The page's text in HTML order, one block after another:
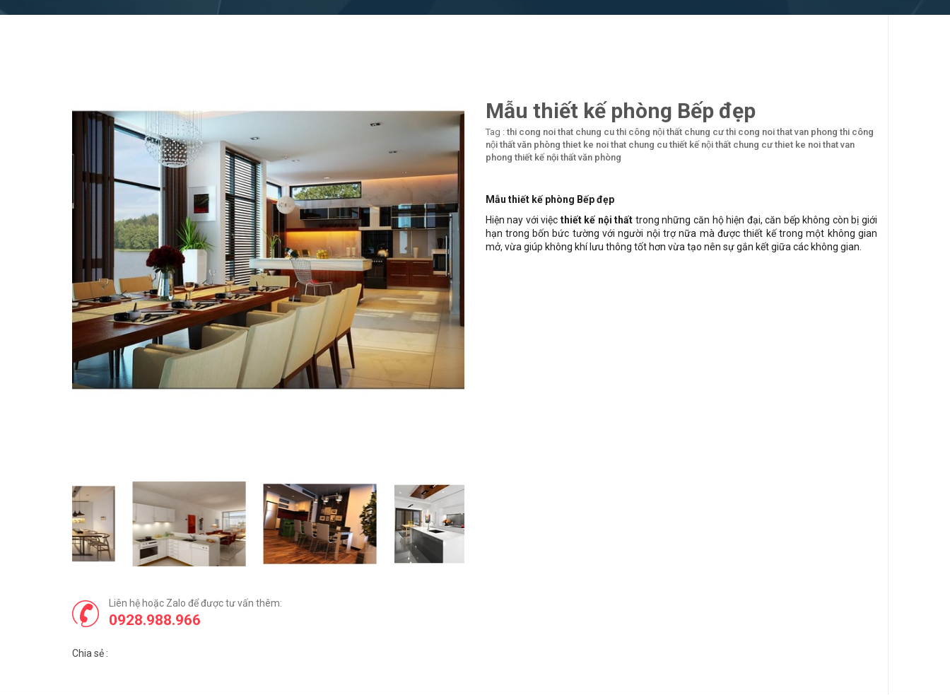
Liên hệ hoặc Zalo để được tư vấn thêm:
0928.988.966
Chia sẻ :
Mẫu thiết kế phòng Bếp đẹp
Tag : thi cong noi that chung cu thi công nội thất chung cư thi cong noi that van phong thi công
nội thất văn phòng thiet ke noi that chung cu thiết kế nội thất chung cư thiet ke noi that van
phong thiết kế nội thất văn phòng
Mẫu thiết kế phòng Bếp đẹp
Hiện nay với việc thiết kế nội thất trong những căn hộ hiện đại, căn bếp không còn bị giới
hạn trong bốn bức tường với người nội trợ nữa mà được thiết kế trong một không gian
mở, vừa giúp không khí lưu thông tốt hơn vừa tạo nên sự gắn kết giữa các không gian.